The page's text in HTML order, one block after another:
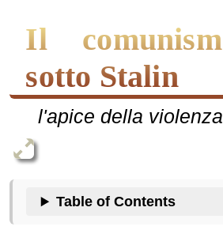
Il comunismo
sotto Stalin
l'apice della violenza
Table of Contents